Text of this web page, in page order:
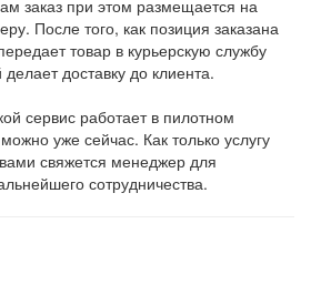
заказ при этом размещается на
После того, как позиция заказана
товар в курьерскую службу
доставку до клиента.
сервис работает в пилотном
уже сейчас. Как только услугу
свяжется менеджер для
сотрудничества.